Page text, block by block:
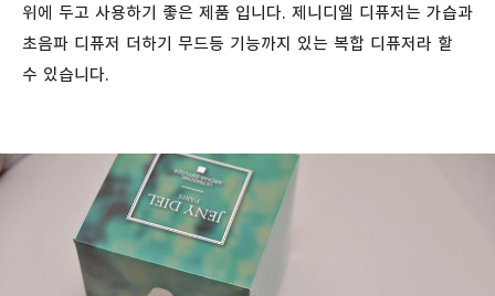
위에 두고 사용하기 좋은 제품 입니다. 제니디엘 디퓨저는 가습과
초음파 디퓨저 더하기 무드등 기능까지 있는 복합 디퓨저라 할
수 있습니다.